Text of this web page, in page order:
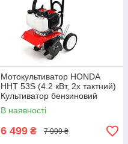
Мотокультиватор HONDA
HHT 53S (4.2 кВт, 2х тактний)
Культиватор бензиновий
Хонда
В наявності
6 499 ₴ 7 999 ₴